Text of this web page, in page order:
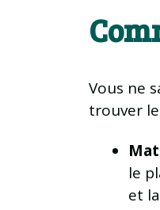
Vous ne
trouver le
le
et